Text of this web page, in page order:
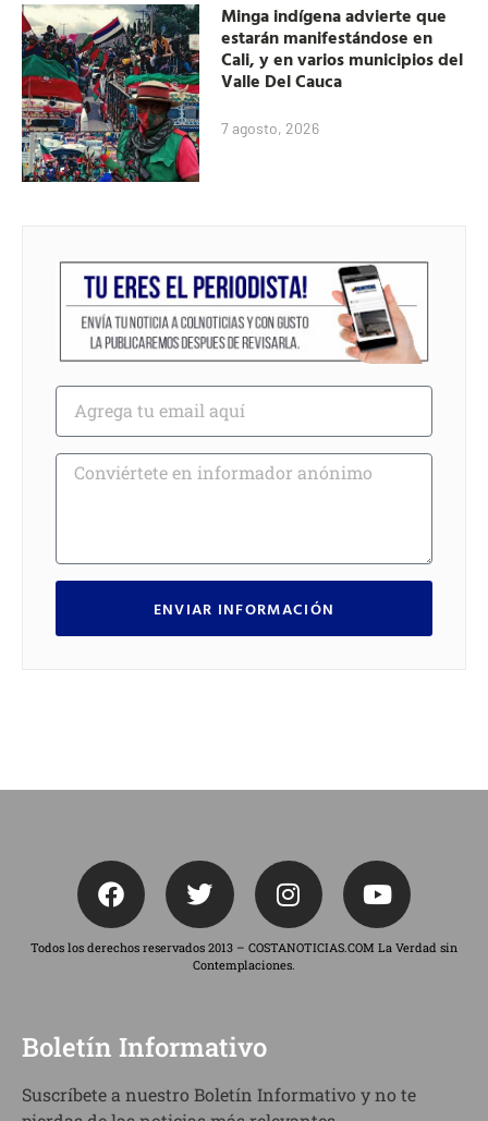
Minga indígena advierte que
estarán manifestándose en
Cali, y en varios municipios del
Valle Del Cauca
7 agosto, 2026
ENVIAR INFORMACIÓN
Todos los derechos reservados 2013 – COSTANOTICIAS.COM La Verdad sin
Contemplaciones.
Boletín Informativo
Suscríbete a nuestro Boletín Informativo y no te